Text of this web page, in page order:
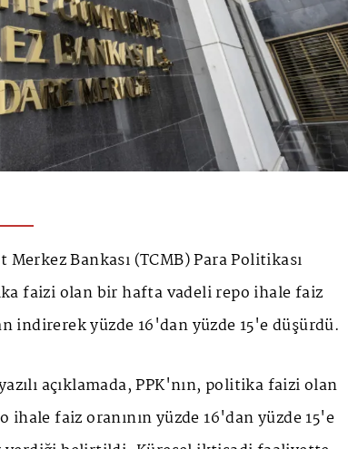
Bankası (TCMB) Para Politikası
faizi olan bir hafta vadeli repo ihale faiz
indirerek yüzde 16'dan yüzde 15'e düşürdü.
açıklamada, PPK'nın, politika faizi olan
faiz oranının yüzde 16'dan yüzde 15'e